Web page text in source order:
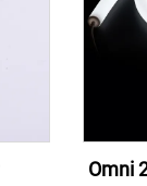
Omni